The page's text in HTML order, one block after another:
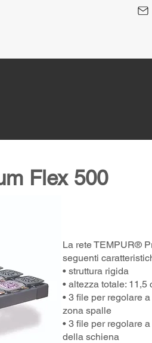
Flex 500
La rete TEMPUR®
seguenti
• struttura rigida
• altezza totale: 11,5
• 3 file per regolare
zona spalle
• 3 file per regolare
della schiena